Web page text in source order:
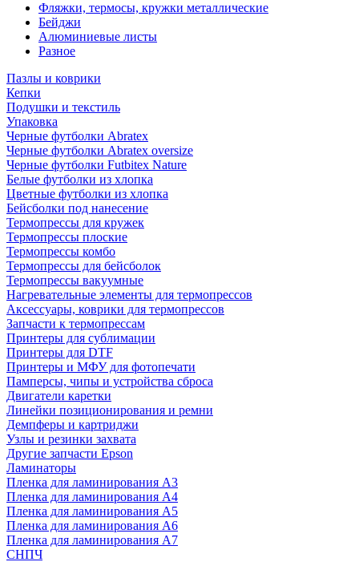
Фляжки, термосы, кружки металлические
Бейджи
Алюминиевые листы
Разное
Пазлы и коврики
Кепки
Подушки и текстиль
Упаковка
Черные футболки Abratex
Черные футболки Abratex oversize
Черные футболки Futbitex Nature
Белые футболки из хлопка
Цветные футболки из хлопка
Бейсболки под нанесение
Термопрессы для кружек
Термопрессы плоские
Термопрессы комбо
Термопрессы для бейсболок
Термопрессы вакуумные
Нагревательные элементы для термопрессов
Аксессуары, коврики для термопрессов
Запчасти к термопрессам
Принтеры для сублимации
Принтеры для DTF
Принтеры и МФУ для фотопечати
Памперсы, чипы и устройства сброса
Двигатели каретки
Линейки позиционирования и ремни
Демпферы и картриджи
Узлы и резинки захвата
Другие запчасти Epson
Ламинаторы
Пленка для ламинирования А3
Пленка для ламинирования А4
Пленка для ламинирования А5
Пленка для ламинирования А6
Пленка для ламинирования А7
СНПЧ